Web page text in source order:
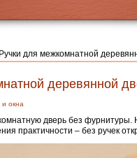
Ручки для межкомнатной
деревянной
и окна
дверь без фурнитуры.
практичности – без ручек